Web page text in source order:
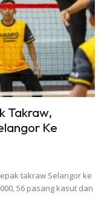
snacking, jika anda
yang
buahan. Jika
berpada-pada.
dan pisang
makan
Takraw,
Ke
takraw Selangor ke
56 pasang kasut dan